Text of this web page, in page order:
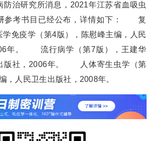
防治研究所消息，2021年江苏省血吸虫
参考书目已经公布，详情如下：
复
疫学（第4版），陈慰峰主编，人民
年。
流行病学（第7版），王建华
社，2006年。
人体寄生虫学（第
，人民卫生出版社，2008年。